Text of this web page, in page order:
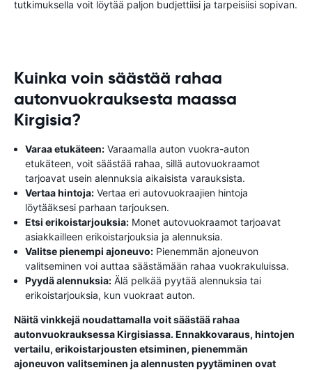
tutkimuksella voit löytää paljon budjettiisi ja tarpeisiisi sopivan.
Kuinka voin säästää rahaa
autonvuokrauksesta maassa
Kirgisia?
Varaa etukäteen: Varaamalla auton vuokra-auton
etukäteen, voit säästää rahaa, sillä autovuokraamot
tarjoavat usein alennuksia aikaisista varauksista.
Vertaa hintoja: Vertaa eri autovuokraajien hintoja
löytääksesi parhaan tarjouksen.
Etsi erikoistarjouksia: Monet autovuokraamot tarjoavat
asiakkailleen erikoistarjouksia ja alennuksia.
Valitse pienempi ajoneuvo: Pienemmän ajoneuvon
valitseminen voi auttaa säästämään rahaa vuokrakuluissa.
Pyydä alennuksia: Älä pelkää pyytää alennuksia tai
erikoistarjouksia, kun vuokraat auton.
Näitä vinkkejä noudattamalla voit säästää rahaa
autonvuokrauksessa Kirgisiassa. Ennakkovaraus, hintojen
vertailu, erikoistarjousten etsiminen, pienemmän
ajoneuvon valitseminen ja alennusten pyytäminen ovat